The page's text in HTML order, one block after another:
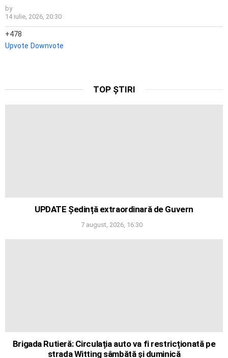
by
14 iulie, 2026, 20:30
478
Upvote Downvote
TOP ȘTIRI
UPDATE Ședință extraordinară de Guvern
7 august, 2026, 16:30
Brigada Rutieră: Circulația auto va fi restricționată pe
strada Witting sâmbătă și duminică